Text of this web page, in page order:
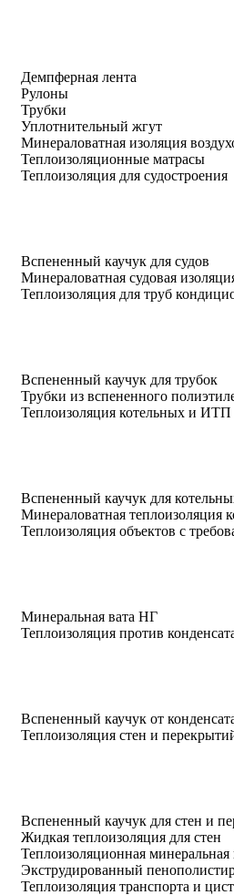
Демпферная лента
Рулоны
Трубки
Уплотнительный жгут
Минераловатная изоляция
Теплоизоляционные матрасы
Теплоизоляция для судостроения
Вспененный каучук для судов
Минераловатная судовая
Теплоизоляция для труб
Вспененный каучук для трубок
Трубки из вспененного
Теплоизоляция котельных и ИТП
Вспененный каучук для
Минераловатная теплоизоляция
Теплоизоляция объектов с
Минеральная вата НГ
Теплоизоляция против
Вспененный каучук от
Теплоизоляция стен и
Вспененный каучук для стен и
Жидкая теплоизоляция для стен
Теплоизоляционная минеральная
Экструдированный
Теплоизоляция транспорта и